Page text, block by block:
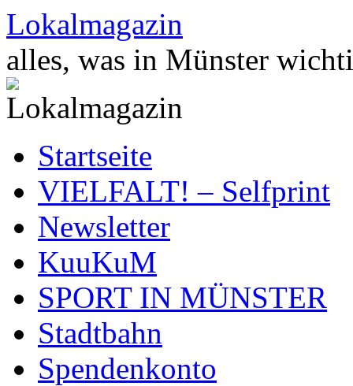
Zum
Inhalt
springen
Lokalmagazin
alles, was in Münster
Startseite
VIELFALT! – Selfprint
Newsletter
KuuKuM
SPORT IN MÜNSTER
Stadtbahn
Spendenkonto